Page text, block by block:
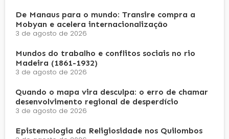
De Manaus para o mundo: Transire compra a
Mobyan e acelera internacionalização
3 de agosto de 2026
Mundos do trabalho e conflitos sociais no rio
Madeira (1861-1932)
3 de agosto de 2026
Quando o mapa vira desculpa: o erro de chamar
desenvolvimento regional de desperdício
3 de agosto de 2026
Epistemologia da Religiosidade nos Quilombos